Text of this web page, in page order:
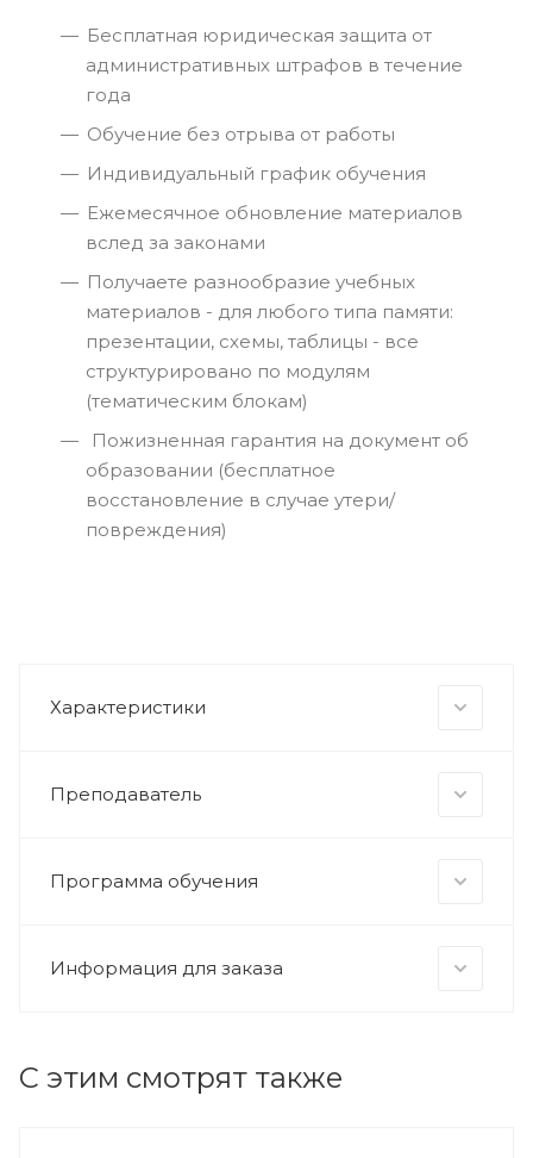
Бесплатная юридическая защита от
административных штрафов в течение
года
Обучение без отрыва от работы
Индивидуальный график обучения
Ежемесячное обновление материалов
вслед за законами
Получаете разнообразие учебных
материалов - для любого типа памяти:
презентации, схемы, таблицы - все
структурировано по модулям
(тематическим блокам)
Пожизненная гарантия на документ об
образовании (бесплатное
восстановление в случае утери/
повреждения)
Характеристики
Преподаватель
Программа обучения
Информация для заказа
С этим смотрят также